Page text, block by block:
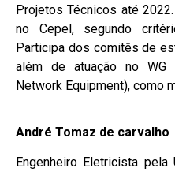
Projetos Técnicos até
no Cepel, segundo
Participa dos comitês de
além de atuação no WG
Network Equipment), como
André Tomaz de carvalho
Engenheiro Eletricista